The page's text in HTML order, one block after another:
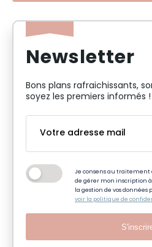
Newsletter
Bons plans rafraichissants,
soyez les premiers informés !
Je consens au traitement
de gérer mon inscription
la gestion de vos données
voir la politique de